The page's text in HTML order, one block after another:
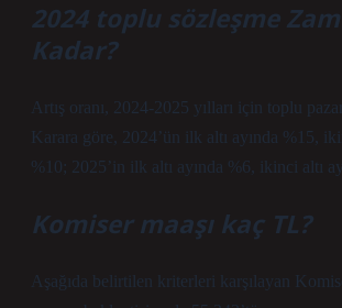
2024 toplu sözleşme
Kadar?
Artış oranı, 2024-2025 yılları için toplu
Karara göre, 2024’ün ilk altı ayında %15,
%10; 2025’in ilk altı ayında %6, ikinci altı
Komiser maaşı kaç TL?
Aşağıda belirtilen kriterleri karşılayan